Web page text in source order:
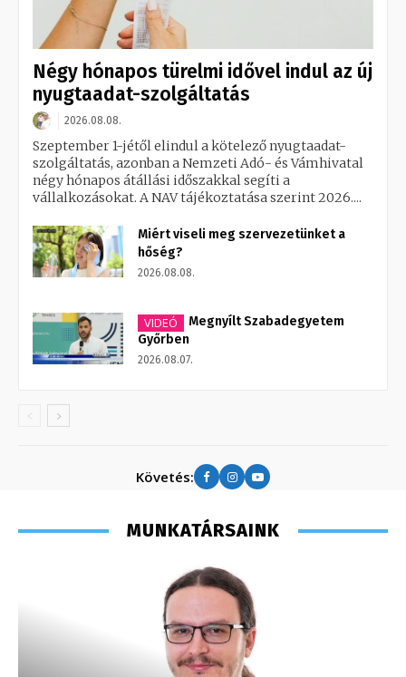
Négy hónapos türelmi idővel indul az új
nyugtaadat-szolgáltatás
2026.08.08.
Szeptember 1-jétől elindul a kötelező nyugtaadat-
szolgáltatás, azonban a Nemzeti Adó- és Vámhivatal
négy hónapos átállási időszakkal segíti a
vállalkozásokat. A NAV tájékoztatása szerint 2026....
Miért viseli meg szervezetünket a
hőség?
2026.08.08.
VIDEÓ
Megnyílt Szabadegyetem
Győrben
2026.08.07.
Követés:
MUNKATÁRSAINK